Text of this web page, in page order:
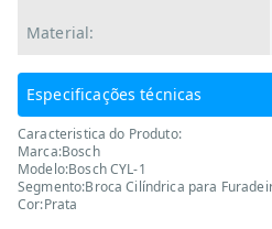
Material:
Especificações técnicas
Caracteristica do Produto:
Marca:Bosch
Modelo:Bosch CYL-1
Segmento:Broca Cilíndrica para
Cor:Prata